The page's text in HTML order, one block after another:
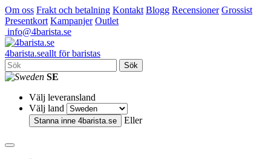
Om oss Frakt och betalning Kontakt Blogg Recensioner Grossist
Presentkort Kampanjer Outlet
info@4barista.se
4barista.seallt för baristas
Sök
SE
Välj leveransland
Välj land
Stanna inne 4barista.se Eller